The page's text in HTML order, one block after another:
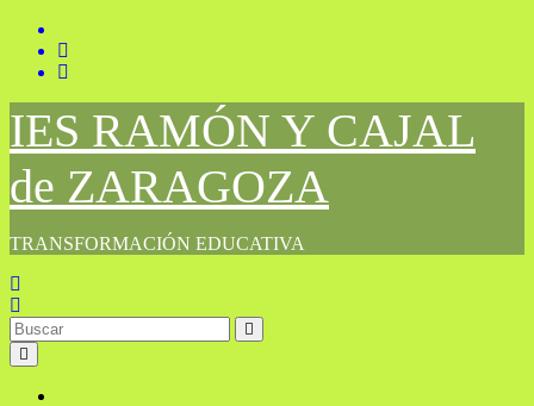
Saltar
contenido
IES RAMÓN Y CAJAL
de ZARAGOZA
TRANSFORMACIÓN EDUCATIVA